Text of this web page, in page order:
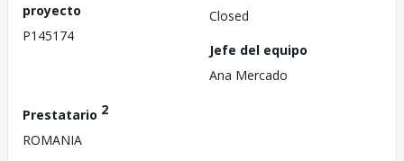
proyecto
P145174
Closed
Jefe del equipo
Ana Mercado
Prestatario 2
ROMANIA